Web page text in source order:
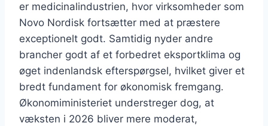
er medicinalindustrien, hvor virksomheder som
Novo Nordisk fortsætter med at præstere
exceptionelt godt. Samtidig nyder andre
brancher godt af et forbedret eksportklima og
øget indenlandsk efterspørgsel, hvilket giver et
bredt fundament for økonomisk fremgang.
Økonomiministeriet understreger dog, at
væksten i 2026 bliver mere moderat,